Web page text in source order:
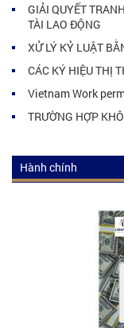
GIẢI QUYẾT
TÀI LAO ĐỘNG
XỬ LÝ KỶ LUẬT
CÁC KÝ HIỆU THỊ
Vietnam Work
TRƯỜNG HỢP
Hành chính
Tư vấn luật hành
Kiến thức luật hành